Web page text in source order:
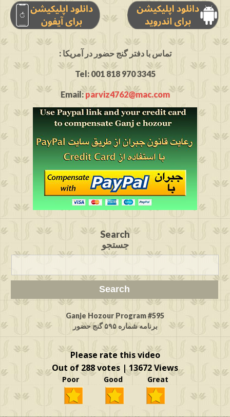
: تماس با دفتر گنج حضور در آمریکا
Tel: 001 818 970 3345
Email:parviz4762@mac.com
Search
جستجو
Ganje Hozour Program #595
برنامه شماره ۵۹۵ گنج حضور
Please rate this video
Out of 288 votes | 13672 Views
Poor Good Great